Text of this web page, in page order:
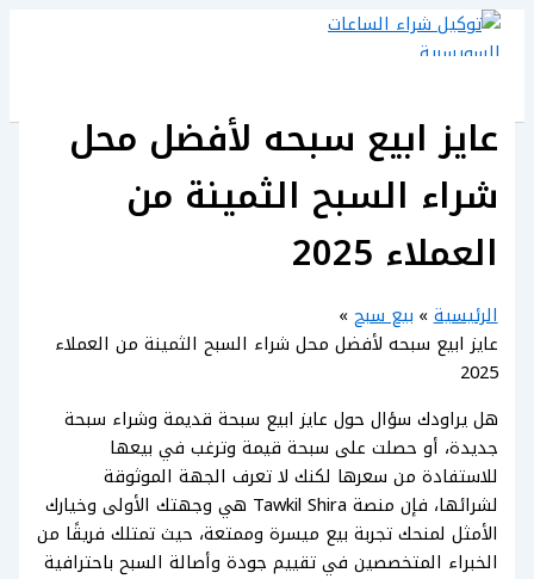
تخطي
عايز ابيع سبحه لأفضل محل
شراء السبح الثمينة من
العملاء 2025
الرئيسية
بيع سبح
عايز ابيع سبحه لأفضل محل شراء السبح الثمينة من العملاء
2025
هل يراودك سؤال حول عايز ابيع سبحة قديمة وشراء سبحة
جديدة، أو حصلت على سبحة قيمة وترغب في بيعها
للاستفادة من سعرها لكنك لا تعرف الجهة الموثوقة
لشرائها، فإن منصة Tawkil Shira هي وجهتك الأولى وخيارك
الأمثل لمنحك تجربة بيع ميسرة وممتعة، حيث تمتلك فريقًا من
الخبراء المتخصصين في تقييم جودة وأصالة السبح باحترافية